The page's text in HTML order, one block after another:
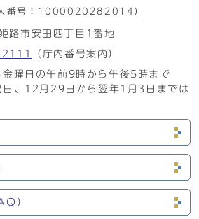
番号： 1000020282014）
市安田四丁目1番地
（庁内番号案内）
曜日の午前9時から午後5時まで
日、12月29日から翌年1月3日までは
）